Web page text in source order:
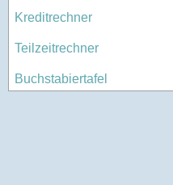
Kreditrechner
Teilzeitrechner
Buchstabiertafel